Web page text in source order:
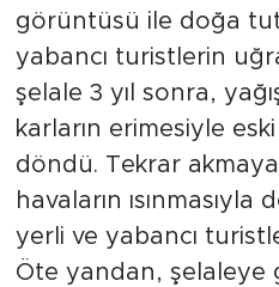
görüntüsü ile doğa
yabancı turistlerin
şelale 3 yıl sonra,
karların erimesiyle
döndü. Tekrar
havaların
yerli ve yabancı
Öte yandan, şelaleye